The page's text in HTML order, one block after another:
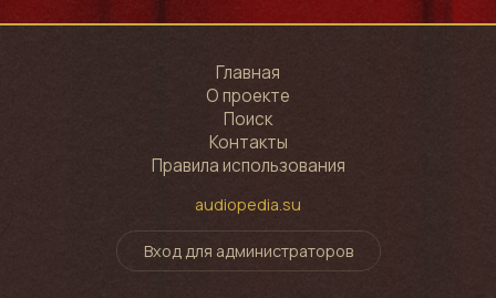
Главная
О проекте
Поиск
Контакты
Правила использования
audiopedia.su
Вход для администраторов